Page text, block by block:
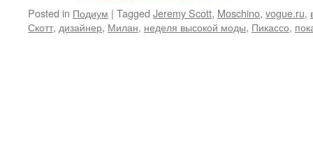
Posted in Подиум | Tagged Jeremy Scott, Moschino, vogue.ru,
Скотт, дизайнер, Милан, неделя высокой моды, Пикассо,